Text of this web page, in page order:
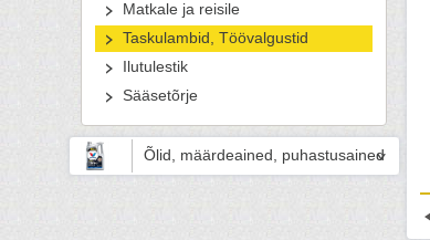
Matkale ja reisile
Taskulambid, Töövalgustid
Ilutulestik
Sääsetõrje
Õlid, määrdeained, puhastusained